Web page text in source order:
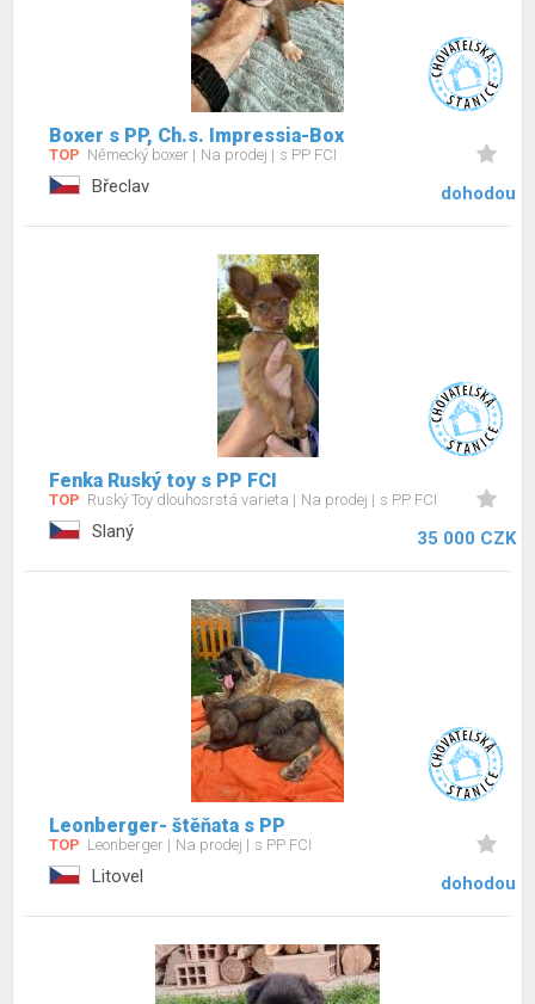
Boxer s PP, Ch.s. Impressia-Box
TOP Německý boxer Na prodej s PP FCI
Břeclav dohodou
Fenka Ruský toy s PP FCI
TOP Ruský Toy dlouhosrstá varieta Na prodej s PP FCI
Slaný 35 000 CZK
Leonberger- štěňata s PP
TOP Leonberger Na prodej s PP FCI
Litovel dohodou